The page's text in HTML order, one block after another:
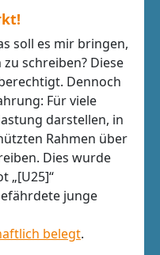
soll es mir bringen,
schreiben? Diese
Dennoch
Für viele
darstellen, in
Rahmen über
Dies wurde
„[U25]“
junge
belegt.